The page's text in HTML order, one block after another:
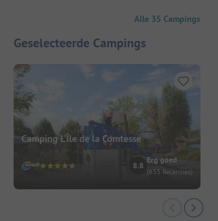
Alle 35 Campings
Geselecteerde Campings
Camping L'Île de la Comtesse
8.8
Erg goed
(633 Recensies)